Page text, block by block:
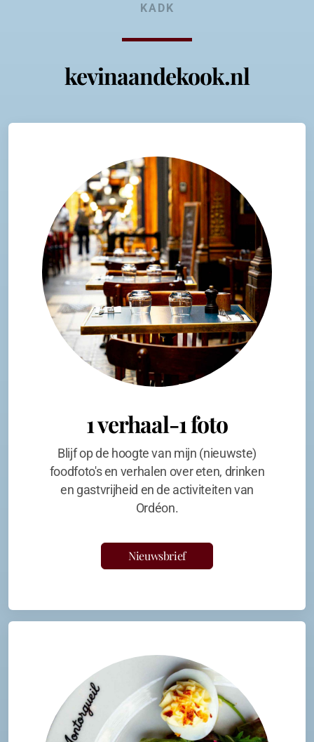
KADK
kevinaandekook.nl
1 verhaal-1 foto
Blijf op de hoogte van mijn (nieuwste)
foodfoto's en verhalen over eten, drinken
en gastvrijheid en de activiteiten van
Ordéon.
Nieuwsbrief